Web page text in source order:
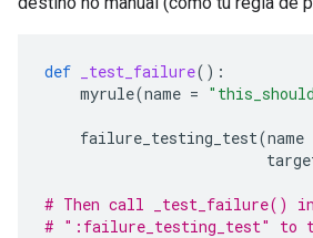
def _test_failure():
myrule(name =
failure_testing_test(name
# Then call _test_failure() in
# ":failure_testing_test" to